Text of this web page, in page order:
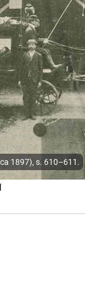
1897), s. 610–611.